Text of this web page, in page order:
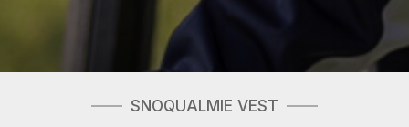
SNOQUALMIE VEST